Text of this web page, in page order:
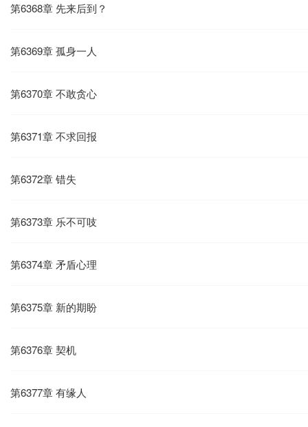
第6368章 先来后到？
第6369章 孤身一人
第6370章 不敢贪心
第6371章 不求回报
第6372章 错失
第6373章 乐不可吱
第6374章 矛盾心理
第6375章 新的期盼
第6376章 契机
第6377章 有缘人